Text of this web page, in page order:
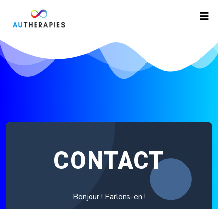
CONTACT
Bonjour ! Parlons-en !